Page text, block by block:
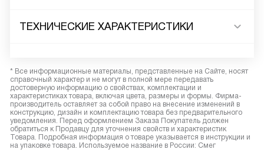
ТЕХНИЧЕСКИЕ ХАРАКТЕРИСТИКИ
* Все информационные материалы, представленные на Сайте, носят
справочный характер и не могут в полной мере передавать
достоверную информацию о свойствах, комплектации и
характеристиках товара, включая цвета, размеры и формы. Фирма-
производитель оставляет за собой право на внесение изменений в
конструкцию, дизайн и комплектацию товара без предварительного
уведомления. Перед оформлением Заказа Покупатель должен
обратиться к Продавцу для уточнения свойств и характеристик
Товара. Подробная информация о товаре указывается в инструкции и
на упаковке товара. Используемое название в России: Смег